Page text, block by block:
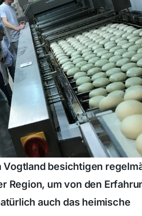
Vogtland besichtigen
Region, um von den
auch das heimische